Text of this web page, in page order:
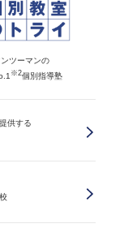
ツーマンの
※2個別指導塾
供する